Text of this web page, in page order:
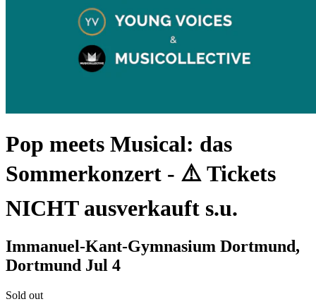
Pop meets Musical: das
Sommerkonzert - ⚠️ Tickets
NICHT ausverkauft s.u.
Immanuel-Kant-Gymnasium Dortmund,
Dortmund Jul 4
Sold out